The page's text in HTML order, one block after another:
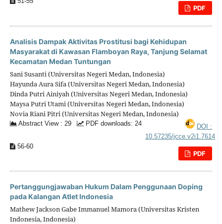
PDF
Analisis Dampak Aktivitas Prostitusi bagi Kehidupan
Masyarakat di Kawasan Flamboyan Raya, Tanjung Selamat
Kecamatan Medan Tuntungan
Sani Susanti (Universitas Negeri Medan, Indonesia)
Hayunda Aura Sifa (Universitas Negeri Medan, Indonesia)
Dinda Putri Ainiyah (Universitas Negeri Medan, Indonesia)
Maysa Putri Utami (Universitas Negeri Medan, Indonesia)
Novia Riani Pitri (Universitas Negeri Medan, Indonesia)
Abstract View : 29 PDF downloads: 24
DOI :
10.57235/jcce.v2i1.7614
56-60
PDF
Pertanggungjawaban Hukum Dalam Penggunaan Doping
pada Kalangan Atlet Indonesia
Mathew Jackson Gabe Immanuel Mamora (Universitas Kristen
Indonesia, Indonesia)